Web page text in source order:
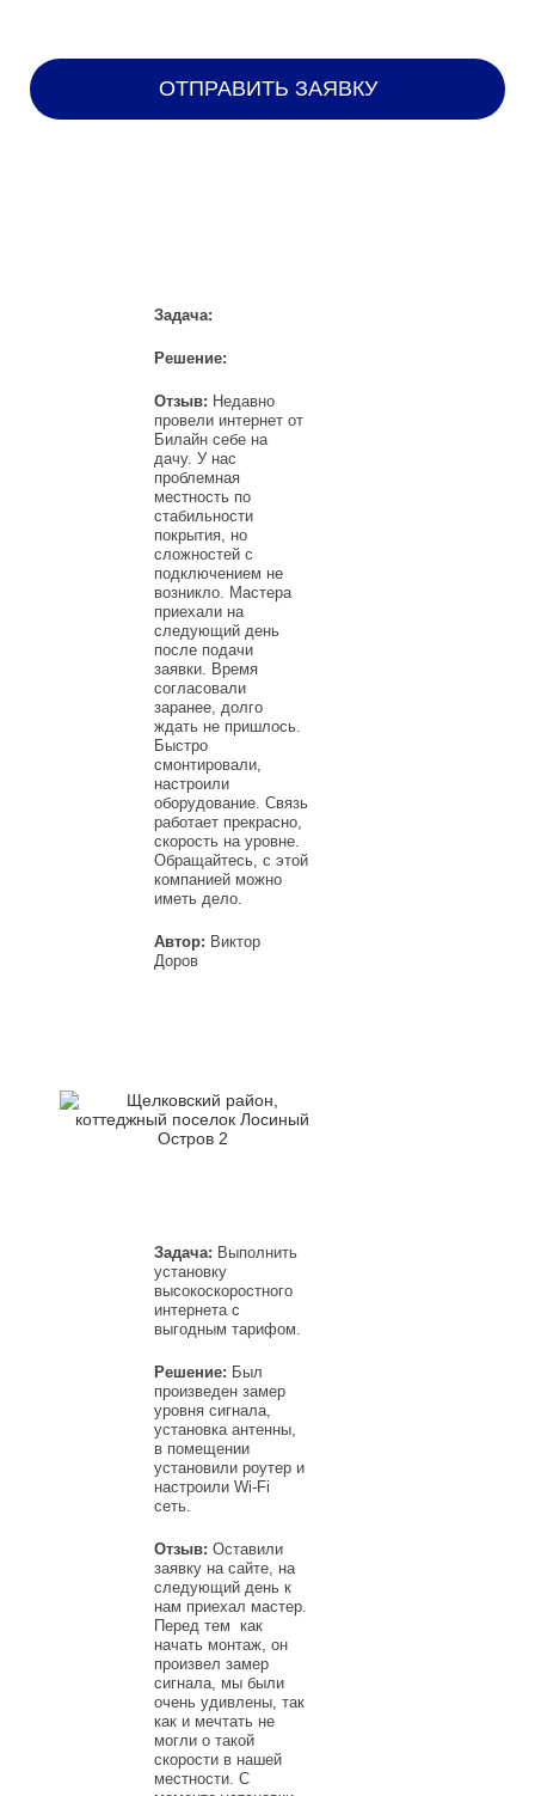
Задача:
Решение:
Отзыв: Недавно
провели интернет от
Билайн себе на
дачу. У нас
проблемная
местность по
стабильности
покрытия, но
сложностей с
подключением не
возникло. Мастера
приехали на
следующий день
после подачи
заявки. Время
согласовали
заранее, долго
ждать не пришлось.
Быстро
смонтировали,
настроили
оборудование. Связь
работает прекрасно,
скорость на уровне.
Обращайтесь, с этой
компанией можно
иметь дело.
Автор: Виктор
Доров
Задача: Выполнить
установку
высокоскоростного
интернета с
выгодным тарифом.
Решение: Был
произведен замер
уровня сигнала,
установка антенны,
в помещении
установили роутер и
настроили Wi-Fi
сеть.
Отзыв: Оставили
заявку на сайте, на
следующий день к
нам приехал мастер.
Перед тем как
начать монтаж, он
произвел замер
сигнала, мы были
очень удивлены, так
как и мечтать не
могли о такой
скорости в нашей
местности. С